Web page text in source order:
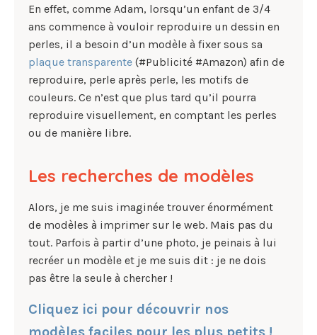
En effet, comme Adam, lorsqu’un enfant de 3/4
ans commence à vouloir reproduire un dessin en
perles, il a besoin d’un modèle à fixer sous sa
plaque transparente (#Publicité #Amazon) afin de
reproduire, perle après perle, les motifs de
couleurs. Ce n’est que plus tard qu’il pourra
reproduire visuellement, en comptant les perles
ou de manière libre.
Les recherches de modèles
Alors, je me suis imaginée trouver énormément
de modèles à imprimer sur le web. Mais pas du
tout. Parfois à partir d’une photo, je peinais à lui
recréer un modèle et je me suis dit : je ne dois
pas être la seule à chercher !
Cliquez ici pour découvrir nos